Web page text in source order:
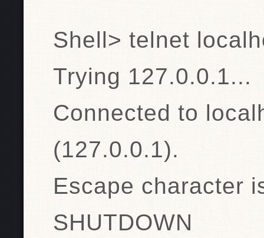
Shell> telnet
Trying 127.0.0.1...
Connected to
(127.0.0.1).
Escape character
SHUTDOWN